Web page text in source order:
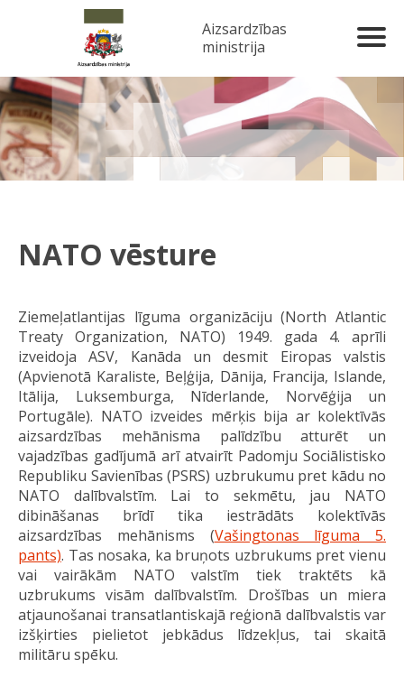
Aizsardzības
ministrija
NATO vēsture
Ziemeļatlantijas līguma organizāciju (North Atlantic
Treaty Organization, NATO) 1949. gada 4. aprīli
izveidoja ASV, Kanāda un desmit Eiropas valstis
(Apvienotā Karaliste, Beļģija, Dānija, Francija, Islande,
Itālija, Luksemburga, Nīderlande, Norvēģija un
Portugāle). NATO izveides mērķis bija ar kolektīvās
aizsardzības mehānisma palīdzību atturēt un
vajadzības gadījumā arī atvairīt Padomju Sociālistisko
Republiku Savienības (PSRS) uzbrukumu pret kādu no
NATO dalībvalstīm. Lai to sekmētu, jau NATO
dibināšanas brīdī tika iestrādāts kolektīvās
aizsardzības mehānisms (Vašingtonas līguma 5.
pants). Tas nosaka, ka bruņots uzbrukums pret vienu
vai vairākām NATO valstīm tiek traktēts kā
uzbrukums visām dalībvalstīm. Drošības un miera
atjaunošanai transatlantiskajā reģionā dalībvalstis var
izšķirties pielietot jebkādus līdzekļus, tai skaitā
militāru spēku.